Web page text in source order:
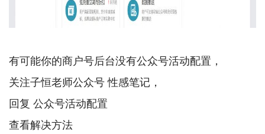
有可能你的商户号后台没有公众号活动配置，
关注子恒老师公众号 性感笔记，
回复 公众号活动配置
查看解决方法